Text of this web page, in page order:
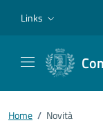
Links
Home / Novità